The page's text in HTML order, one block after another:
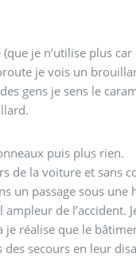
je n’utilise plus car
je vois un
gens je sens le
puis plus rien.
de la voiture et sans
un passage sous une
de l’accident.
réalise que le
des secours en leur